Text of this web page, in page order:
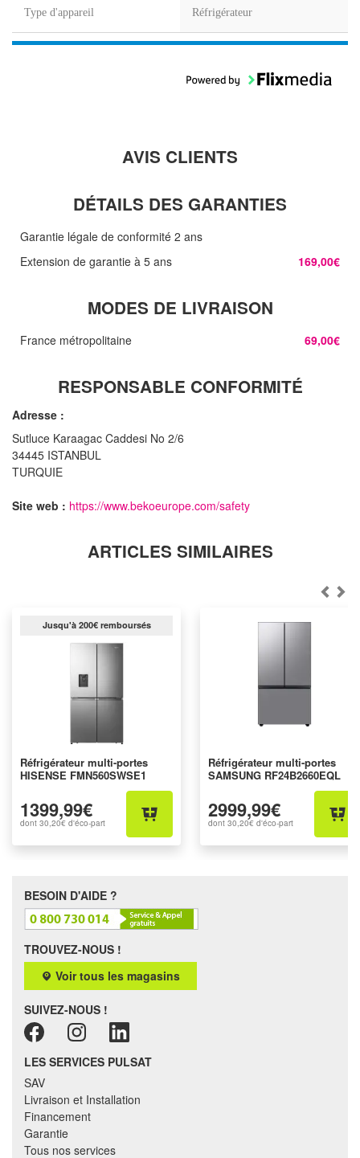
Type d'appareil Réfrigérateur
AVIS CLIENTS
DÉTAILS DES GARANTIES
Garantie légale de conformité 2 ans
Extension de garantie à 5 ans
169,00€
MODES DE LIVRAISON
France métropolitaine 69,00€
RESPONSABLE CONFORMITÉ
Adresse :
Sutluce Karaagac Caddesi No 2/6
34445 ISTANBUL
TURQUIE
Site web : https://www.bekoeurope.com/safety
ARTICLES SIMILAIRES
Jusqu'à 200€ remboursés
Réfrigérateur multi-portes
HISENSE FMN560SWSE1
1399,99€
dont 30,20€ d'éco-part
Réfrigérateur multi-portes
SAMSUNG RF24B2660EQL
2999,99€
dont 30,20€ d'éco-part
BESOIN D'AIDE ?
TROUVEZ-NOUS !
Voir tous les magasins
SUIVEZ-NOUS !
LES SERVICES PULSAT
SAV
Livraison et Installation
Financement
Garantie
Tous nos services